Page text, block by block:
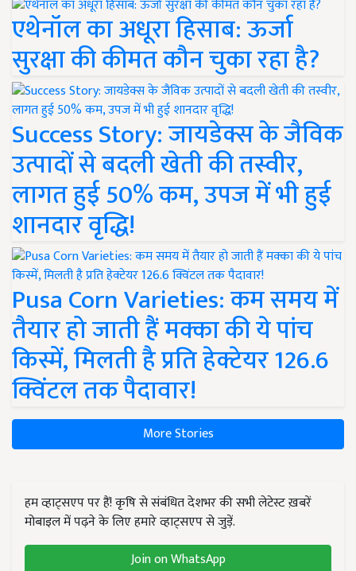
एथेनॉल का अधूरा हिसाब: ऊर्जा
सुरक्षा की कीमत कौन चुका रहा है?
Success Story: जायडेक्स के जैविक
उत्पादों से बदली खेती की तस्वीर,
लागत हुई 50% कम, उपज में भी हुई
शानदार वृद्धि!
Pusa Corn Varieties: कम समय में
तैयार हो जाती हैं मक्का की ये पांच
किस्में, मिलती है प्रति हेक्टेयर 126.6
क्विंटल तक पैदावार!
More Stories
हम व्हाट्सएप पर हैं! कृषि से संबंधित देशभर की सभी लेटेस्ट ख़बरें
मोबाइल में पढ़ने के लिए हमारे व्हाट्सएप से जुड़ें.
Join on WhatsApp